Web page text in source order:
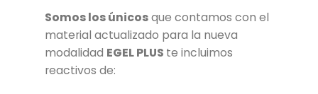
Somos los únicosque contamos con el
material actualizado para la nueva
modalidad EGEL PLUS te incluimos
reactivos de: